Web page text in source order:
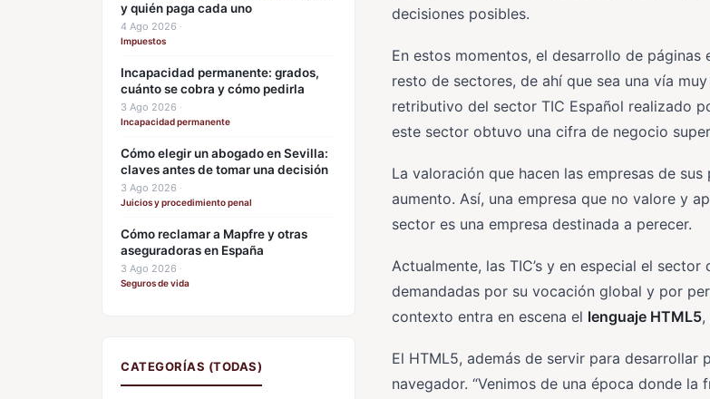
y quién paga cada uno
4 Ago 2026 ·
Impuestos
Incapacidad permanente: grados,
cuánto se cobra y cómo pedirla
3 Ago 2026 ·
Incapacidad permanente
Cómo elegir un abogado en Sevilla:
claves antes de tomar una decisión
3 Ago 2026 ·
Juicios y procedimiento penal
Cómo reclamar a Mapfre y otras
aseguradoras en España
3 Ago 2026 ·
Seguros de vida
CATEGORÍAS (TODAS)
decisiones posibles.
En estos momentos, el desarrollo de
resto de sectores, de ahí que sea una vía
retributivo del sector TIC Español realizado
este sector obtuvo una cifra de negocio
La valoración que hacen las empresas de
aumento. Así, una empresa que no valore y
sector es una empresa destinada a perecer.
Actualmente, las TIC’s y en especial el
demandadas por su vocación global y por
contexto entra en escena el lenguaje HTML5,
El HTML5, además de servir para
navegador. “Venimos de una época donde